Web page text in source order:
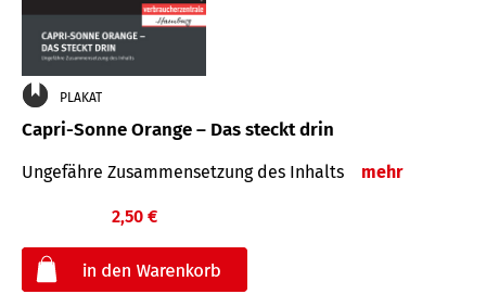
PLAKAT
Capri-Sonne Orange – Das steckt drin
Ungefähre Zu­sammen­setzung des Inhalts mehr
2,50 €